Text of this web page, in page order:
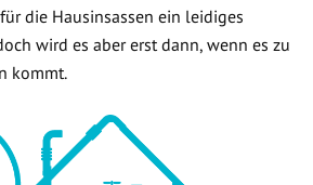
die Hausinsassen ein leidiges
wird es aber erst dann, wenn es zu
kommt.